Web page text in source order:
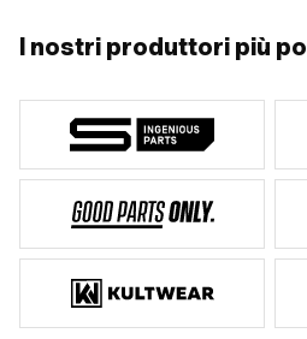
I nostri produttori più